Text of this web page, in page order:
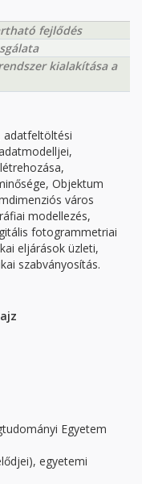
fejlődés
kialakítása a
adatfeltöltési
Objektum
város
modellezés,
fotogrammetriai
eljárások üzleti,
szabványosítás.
Egyetem
egyetemi